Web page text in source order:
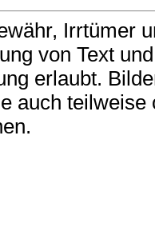
Irrtümer
von Text
erlaubt.
auch